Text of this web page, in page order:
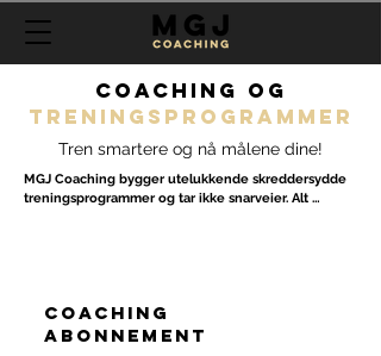
Coaching og
treningsprogramMER
Tren smartere og nå målene dine!
MGJ Coaching bygger utelukkende skreddersydde
treningsprogrammer og tar ikke snarveier. Alt
Med coaching abonnement vil programmet
coaching
ABONNEMENT